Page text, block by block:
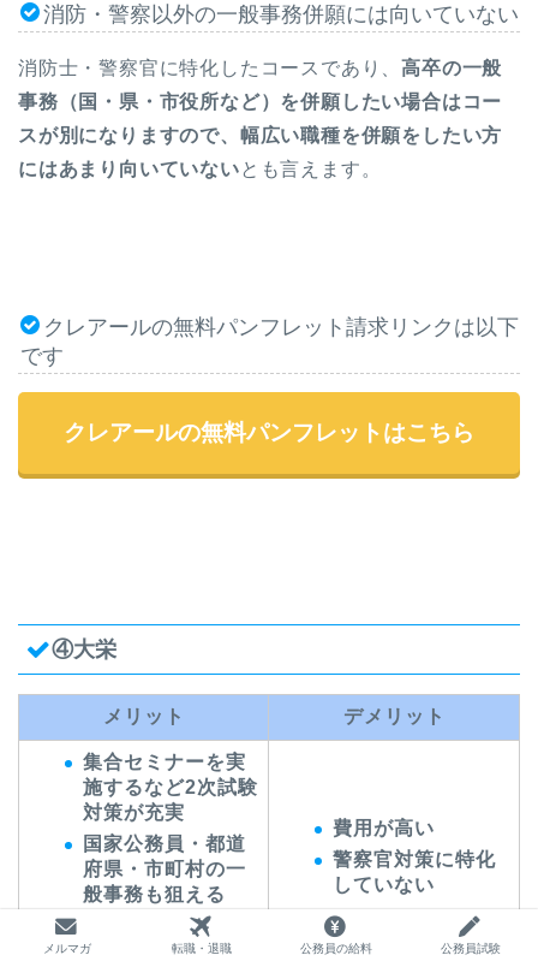
消防・警察以外の一般事務併願には向いていない
消防士・警察官に特化したコースであり、高卒の一般
事務（国・県・市役所など）を併願したい場合はコー
スが別になりますので、幅広い職種を併願をしたい方
にはあまり向いていない とも言えます。
クレアールの無料パンフレット請求リンクは以下
です
クレアールの無料パンフレットはこちら
④大栄
メリット デメリット
集合セミナーを実
施するなど2次試験
対策が充実
国家公務員・都道
府県・市町村の一
般事務も狙える
全国100校以上に
拠点がある
費用が高い
警察官対策に特化
していない
メルマガ 転職・退職 公務員の給料 公務員試験